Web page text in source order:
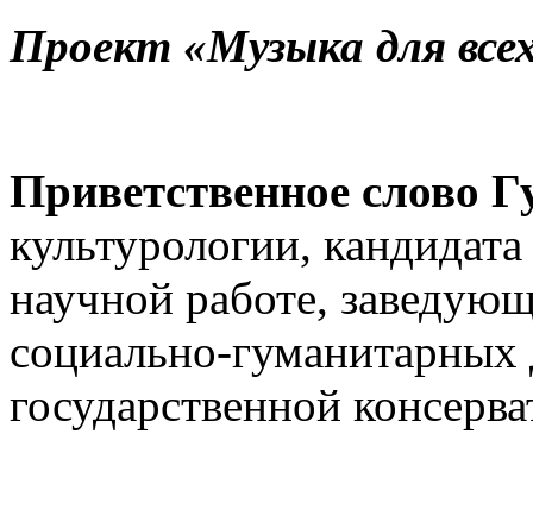
Проект «Музыка для
Приветственное слово
культурологии,
научной работе,
социально-
государственной